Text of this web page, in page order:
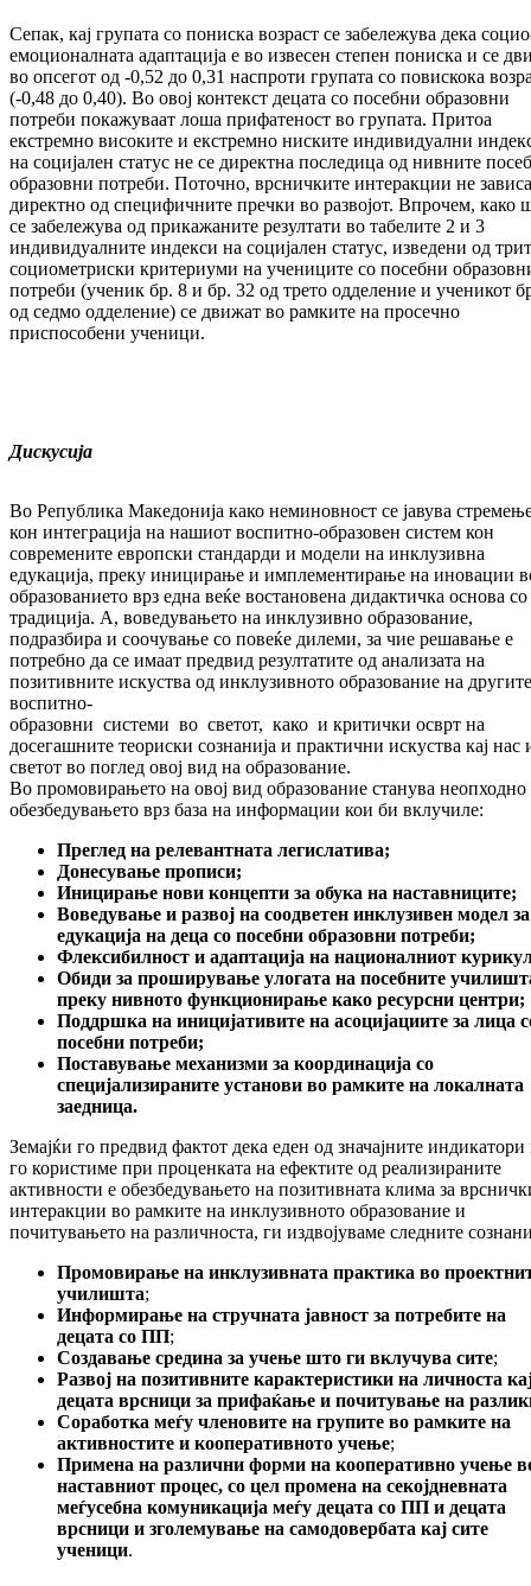
Сепак, кај групата со пониска возраст се забележува дека
емоционалната адаптација е во извесен степен пониска и се
во опсегот од -0,52 до 0,31 наспроти групата со повискока
(-0,48 до 0,40). Во овој контекст децата со посебни образовни
потреби покажуваат лоша прифатеност во групата. Притоа
екстремно високите и екстремно ниските индивидуални
на социјален статус не се директна последица од нивните
образовни потреби. Поточно, врсничките интеракции не
директно од специфичните пречки во развојот. Впрочем, како
се забележува од прикажаните резултати во табелите 2 и 3
индивидуалните индекси на социјален статус, изведени од
социометриски критериуми на учениците со посебни
потреби (ученик бр. 8 и бр. 32 од трето одделение и ученикот
од седмо одделение) се движат во рамките на просечно
приспособени ученици.
Дискусија
Во Република Македонија како неминовност се јавува
кон интеграција на нашиот воспитно-образовен систем кон
современите европски стандарди и модели на инклузивна
едукација, преку иницирање и имплементирање на иновации
образованието врз една веќе востановена дидактичка основа со
традиција. А, воведувањето на инклузивно образование,
подразбира и соочување со повеќе дилеми, за чие решавање е
потребно да се имаат предвид резултатите од анализата на
позитивните искуства од инклузивното образование на другите
воспитно-
образовни системи во светот, како и критички осврт на
досегашните теориски сознанија и практични искуства кај нас
светот во поглед овој вид на образование.
Во промовирањето на овој вид образование станува неопходно
обезбедувањето врз база на информации кои би вклучиле:
Преглед на релевантната легислатива;
Донесување прописи;
Иницирање нови концепти за обука на наставниците;
Воведување и развој на соодветен инклузивен модел за
едукација на деца со посебни образовни потреби;
Флексибилност и адаптација на националниот
Обиди за проширување улогата на посебните
преку нивното функционирање како ресурсни центри;
Поддршка на иницијативите на асоцијациите за лица
посебни потреби;
Поставување механизми за координација со
специјализираните установи во рамките на локалната
заедница.
Земајќи го предвид фактот дека еден од значајните
го користиме при проценката на ефектите од реализираните
активности е обезбедувањето на позитивната клима за
интеракции во рамките на инклузивното образование и
почитувањето на различноста, ги издвојуваме следните
Промовирање на инклузивната практика во
училишта;
Информирање на стручната јавност за потребите на
децата со ПП;
Создавање средина за учење што ги вклучува сите;
Развој на позитивните карактеристики на личноста
децата врсници за прифаќање и почитување на
Соработка меѓу членовите на групите во рамките на
активностите и кооперативното учење;
Примена на различни форми на кооперативно учење
наставниот процес, со цел промена на секојдневната
меѓусебна комуникација меѓу децата со ПП и децата
врсници и зголемување на самодовербата кај сите
ученици.